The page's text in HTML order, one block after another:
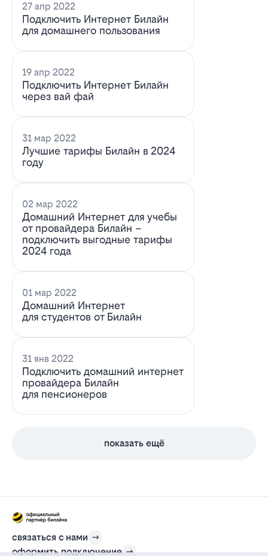
27 апр 2022
Подключить Интернет Билайн
для домашнего пользования
19 апр 2022
Подключить Интернет Билайн
через вай фай
31 мар 2022
Лучшие тарифы Билайн в 2024
году
02 мар 2022
Домашний Интернет для учебы
от провайдера Билайн –
подключить выгодные тарифы
2024 года
01 мар 2022
Домашний Интернет
для студентов от Билайн
31 янв 2022
Подключить домашний интернет
провайдера Билайн
для пенсионеров
показать ещё
связаться с нами
оформить подключение